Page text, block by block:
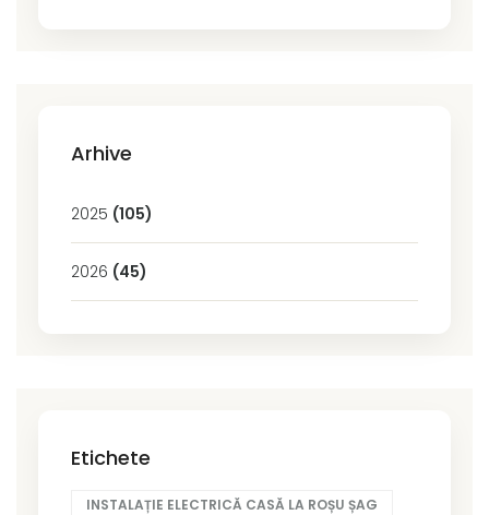
Arhive
2025 (105)
2026 (45)
Etichete
INSTALAȚIE ELECTRICĂ CASĂ LA ROȘU ȘAG